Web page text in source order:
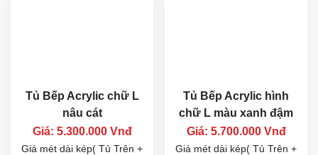
Tủ Bếp Acrylic chữ L
nâu cát
Giá: 5.300.000 Vnđ
Giá mét dài kép( Tủ Trên +
Tủ Bếp Acrylic hình
chữ L màu xanh đậm
Giá: 5.700.000 Vnđ
Giá mét dài kép( Tủ Trên +